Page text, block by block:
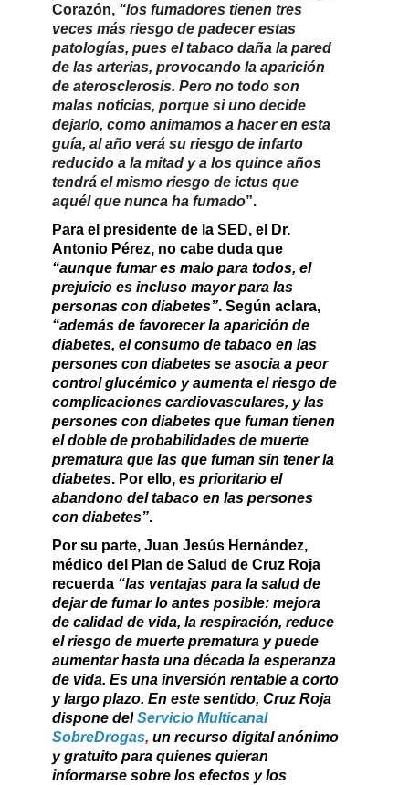
Corazón, “los fumadores tienen tres
veces más riesgo de padecer estas
patologías, pues el tabaco daña la pared
de las arterias, provocando la aparición
de aterosclerosis. Pero no todo son
malas noticias, porque si uno decide
dejarlo, como animamos a hacer en esta
guía, al año verá su riesgo de infarto
reducido a la mitad y a los quince años
tendrá el mismo riesgo de ictus que
aquél que nunca ha fumado”.
Para el presidente de la SED, el Dr.
Antonio Pérez, no cabe duda que
“aunque fumar es malo para todos, el
prejuicio es incluso mayor para las
personas con diabetes”. Según aclara,
“además de favorecer la aparición de
diabetes, el consumo de tabaco en las
persones con diabetes se asocia a peor
control glucémico y aumenta el riesgo de
complicaciones cardiovasculares, y las
persones con diabetes que fuman tienen
el doble de probabilidades de muerte
prematura que las que fuman sin tener la
diabetes. Por ello,es prioritario el
abandono del tabaco en las persones
con diabetes”.
Por su parte,Juan Jesús Hernández,
médico del Plan de Salud de Cruz Roja
recuerda “las ventajas para la salud de
dejar de fumar lo antes posible: mejora
de calidad de vida, la respiración, reduce
el riesgo de muerte prematura y puede
aumentar hasta una década la esperanza
de vida. Es una inversión rentable a corto
y largo plazo. En este sentido, Cruz Roja
dispone del Servicio Multicanal
SobreDrogas, un recurso digital anónimo
y gratuito para quienes quieran
informarse sobre los efectos y los